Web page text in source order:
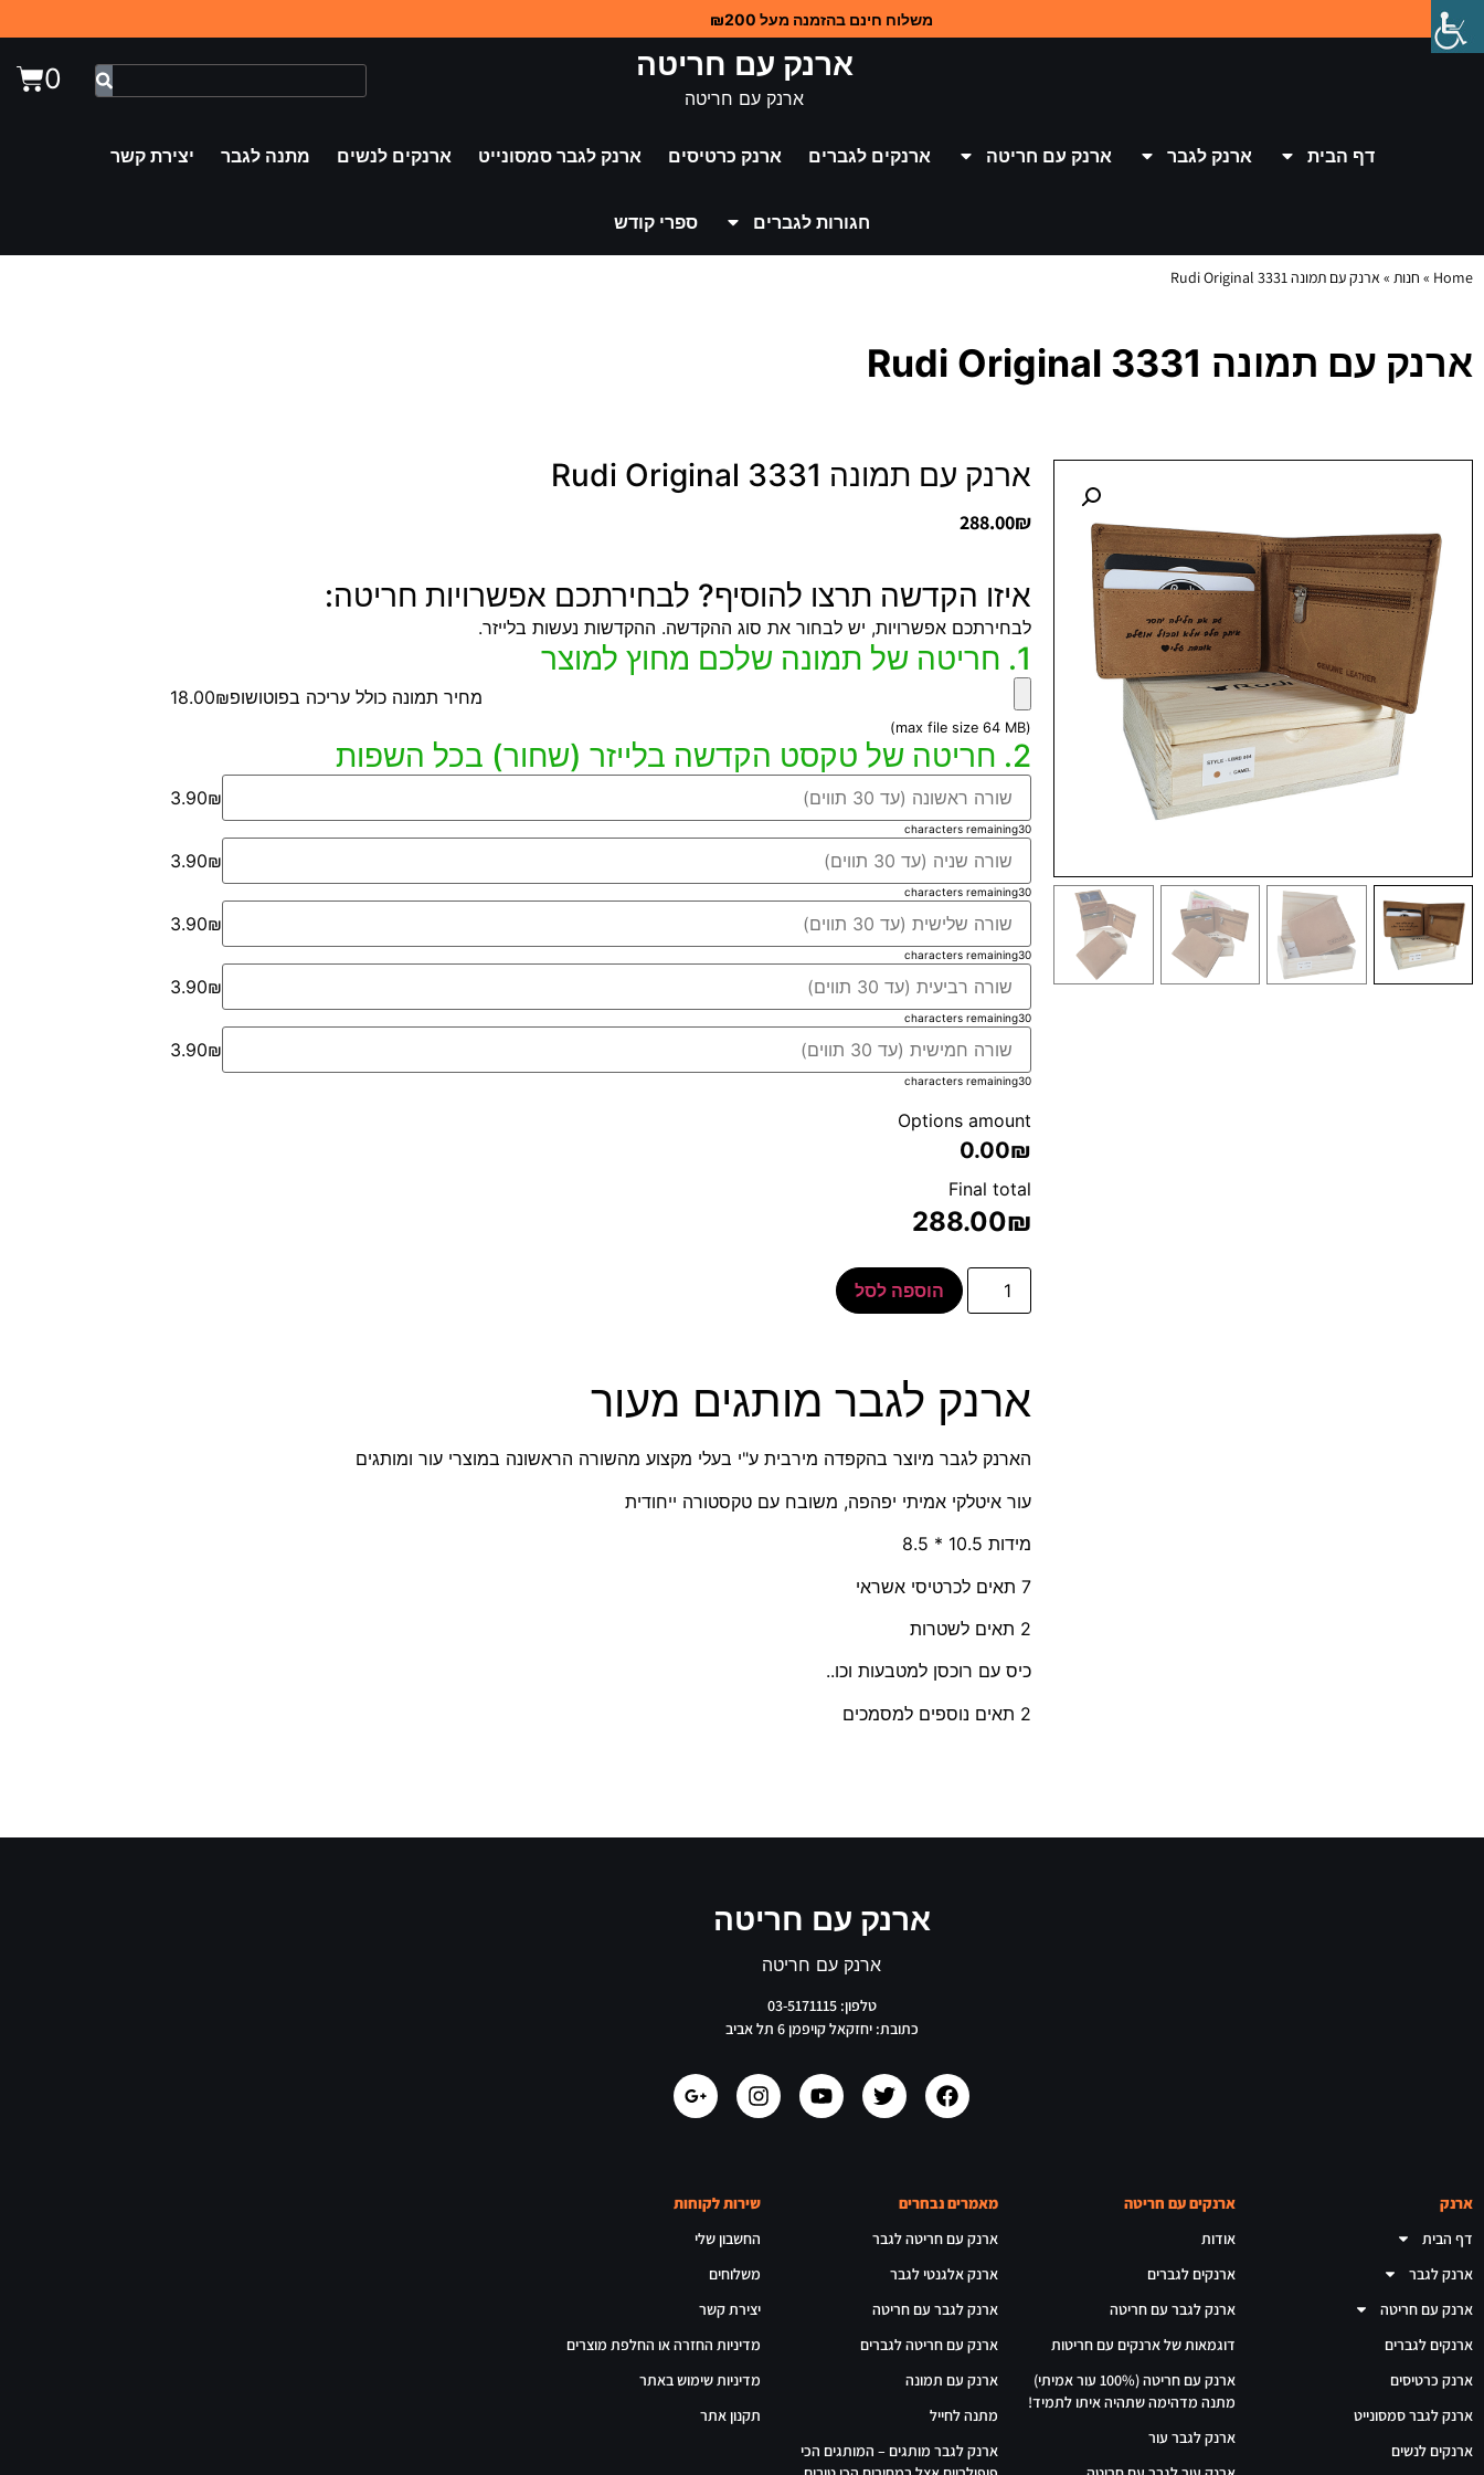
משלוח חינם בהזמנה מעל ₪200
ארנק עם חריטה
ארנק עם חריטה
0
דף הבית ארנק לגבר ארנק עם חריטה ארנקים לגברים ארנק כרטיסים ארנק לגבר סמסונייט ארנקים לנשים מתנה לגבר יצירת קשר
חגורות לגברים ספרי קודש
Home
» חנות » ארנק עם תמונה 3331 Rudi Original
ארנק עם תמונה 3331 Rudi Original
ארנק עם תמונה 3331 Rudi Original
288.00₪
איזו הקדשה תרצו להוסיף? לבחירתכם אפשרויות חריטה:
לבחירתכם אפשרויות, יש לבחור את סוג ההקדשה. ההקדשות נעשות בלייזר.
1. חריטה של תמונה שלכם מחוץ למוצר
מחיר תמונה כולל עריכה בפוטושופ18.00₪
(max file size 64 MB)
2. חריטה של טקסט הקדשה בלייזר (שחור) בכל השפות
3.90₪
30
characters remaining
3.90₪
30
characters remaining
3.90₪
30
characters remaining
3.90₪
30
characters remaining
3.90₪
30
characters remaining
Options amount
0.00₪
Final total
288.00₪
הוספה לסל
ארנק לגבר מותגים מעור
הארנק לגבר מיוצר בהקפדה מירבית ע"י בעלי מקצוע מהשורה הראשונה במוצרי עור ומותגים
עור איטלקי אמיתי יפהפה, משובח עם טקסטורה ייחודית
מידות 10.5 * 8.5
7 תאים לכרטיסי אשראי
2 תאים לשטרות
כיס עם רוכסן למטבעות וכו..
2 תאים נוספים למסמכים
ארנק עם חריטה
ארנק עם חריטה
טלפון: 03-5171115
כתובת: יחזקאל קויפמן 6 תל אביב
ארנק
דף הבית
ארנק לגבר
ארנק עם חריטה
ארנקים לגברים
ארנק כרטיסים
ארנק לגבר סמסונייט
ארנקים לנשים
ארנקים עם חריטה
אודות
ארנקים לגברים
ארנק לגבר עם חריטה
דוגמאות של ארנקים עם חריטות
ארנק עם חריטה (100% עור אמיתי)
מתנה מדהימה שתהיה איתו לתמיד!
ארנק לגבר עור
מאמרים נבחרים
ארנק עם חריטה לגבר
ארנק אלגנטי לגבר
ארנק לגבר עם חריטה
ארנק עם חריטה לגברים
ארנק עם תמונה
מתנה לחייל
ארנק לגבר מותגים – המותגים הכי
שירות לקוחות
החשבון שלי
משלוחים
יצירת קשר
מדיניות החזרה או החלפת מוצרים
מדיניות שימוש באתר
תקנון אתר